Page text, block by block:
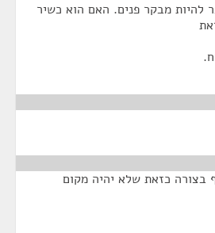
להיות מבקר פנים. האם הוא כשיר
בצורה כזאת שלא יהיה מקום